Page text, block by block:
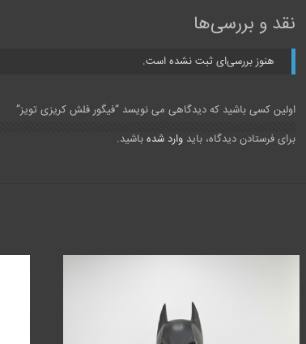
نقد و بررسی‌ها
هنوز بررسی‌ای ثبت نشده است.
اولین کسی باشید که دیدگاهی می نویسد “فیگور فلش کریزی تویز”
برای فرستادن دیدگاه، بایدوارد شده باشید.